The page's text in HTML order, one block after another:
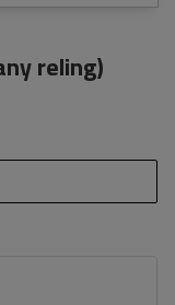
reling)